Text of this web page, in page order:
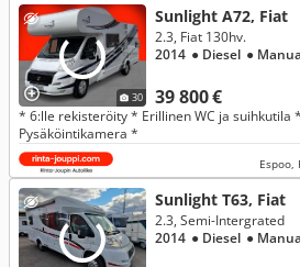
30
Sunlight A72, Fiat
39 800 €
2.3, Fiat 130hv.
2014 ● Diesel ●
* 6:lle rekisteröity * Erillinen WC ja suihkutila
Pysäköintikamera *
Espoo,
Sunlight T63, Fiat
2.3, Semi-Intergrated
2014 ● Diesel ●